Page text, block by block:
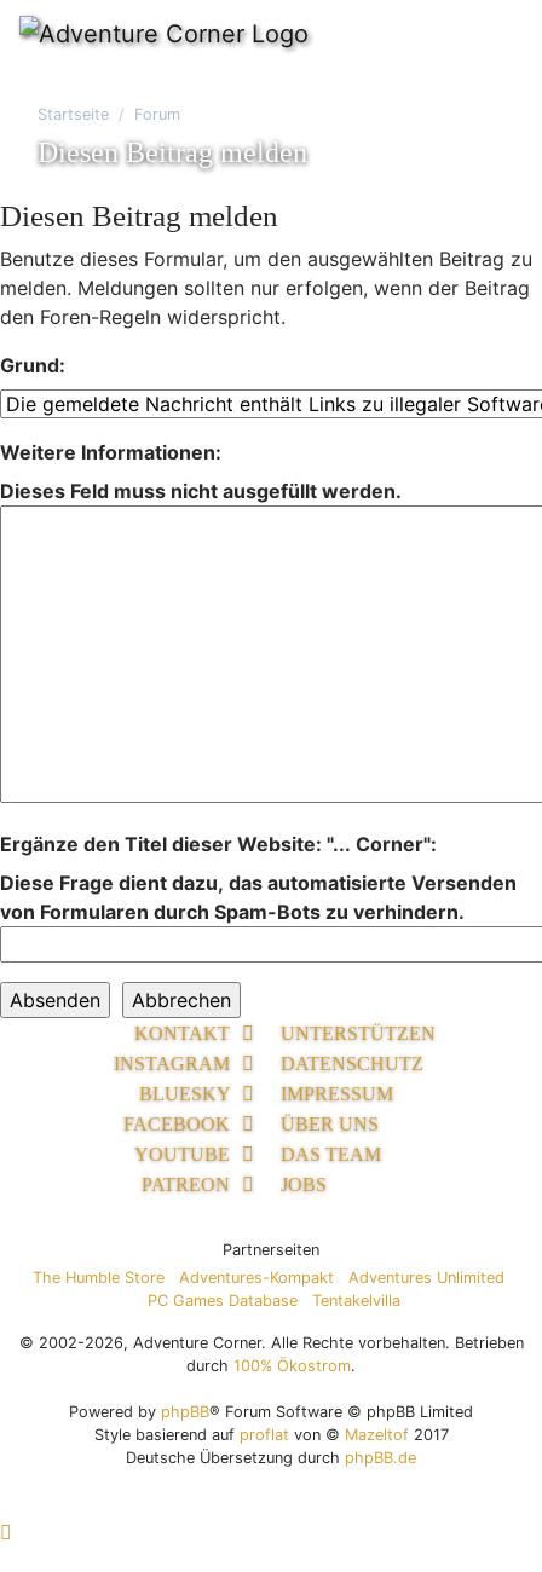
Startseite Forum
Diesen Beitrag melden
Diesen Beitrag melden
Benutze dieses Formular, um den ausgewählten Beitrag zu
melden. Meldungen sollten nur erfolgen, wenn der Beitrag
den Foren-Regeln widerspricht.
Grund:
Weitere Informationen:
Dieses Feld muss nicht ausgefüllt werden.
Ergänze den Titel dieser Website: "... Corner":
Diese Frage dient dazu, das automatisierte Versenden
von Formularen durch Spam-Bots zu verhindern.
KONTAKT
INSTAGRAM
BLUESKY
FACEBOOK
YOUTUBE
PATREON
UNTERSTÜTZEN
DATENSCHUTZ
IMPRESSUM
ÜBER UNS
DAS TEAM
JOBS
Partnerseiten
The Humble Store
Adventures-Kompakt
Adventures Unlimited
PC Games Database
Tentakelvilla
© 2002-2026, Adventure Corner. Alle Rechte vorbehalten. Betrieben
durch 100% Ökostrom.
Powered by phpBB® Forum Software © phpBB Limited
Style basierend auf proflat von © Mazeltof2017
Deutsche Übersetzung durch phpBB.de